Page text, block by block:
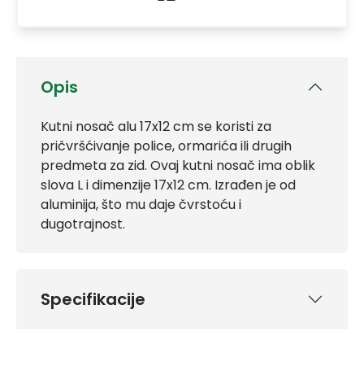
Opis
Kutni nosač alu 17x12 cm se koristi za
pričvršćivanje police, ormarića ili drugih
predmeta za zid. Ovaj kutni nosač ima oblik
slova L i dimenzije 17x12 cm. Izrađen je od
aluminija, što mu daje čvrstoću i
dugotrajnost.
Specifikacije